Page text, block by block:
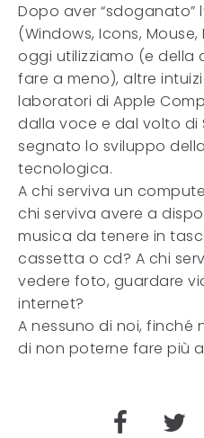
Dopo aver “sdoganato”
(Windows, Icons,
oggi utilizziamo (e della
fare a meno), altre
laboratori di Apple
dalla voce e dal volto di
segnato lo sviluppo
tecnologica.
A chi serviva un
chi serviva avere a
musica da tenere in
cassetta o cd? A chi
vedere foto, guardare
internet?
A nessuno di noi,
di non poterne fare più